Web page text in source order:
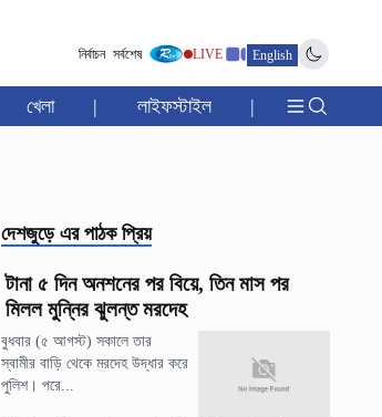
নির্বাচন সর্বশেষ LIVE English
খেলা | লাইফস্টাইল |
দেশজুড়ে এর পাঠক প্রিয়
টানা ৫ দিন অনশনের পর বিয়ে, তিন মাস পর
মিলল মুন্নির ঝুলন্ত মরদেহ
বুধবার (৫ আগস্ট) সকালে তার
স্বামীর বাড়ি থেকে মরদেহ উদ্ধার করে
পুলিশ। পরে...